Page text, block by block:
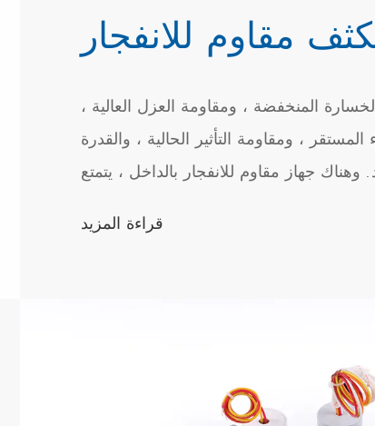
المنخفضة ، ومقاومة العزل العالية ،
المستقر ، ومقاومة التأثير الحالية ، والقدرة
وهناك جهاز مقاوم للانفجار بالداخل ، يتمتع
قراءة المزيد